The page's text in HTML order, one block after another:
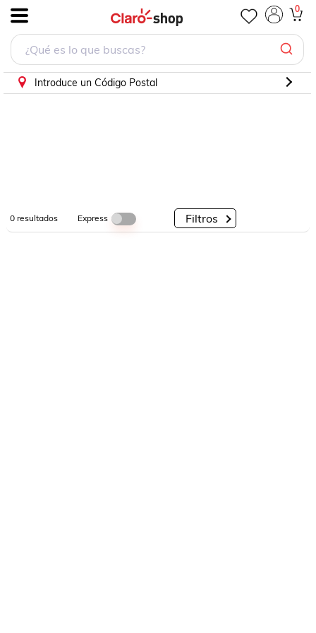
0
Introduce un Código Postal
0resultados Express Filtros
PorCategorías
PorMarcas
PorDescuento